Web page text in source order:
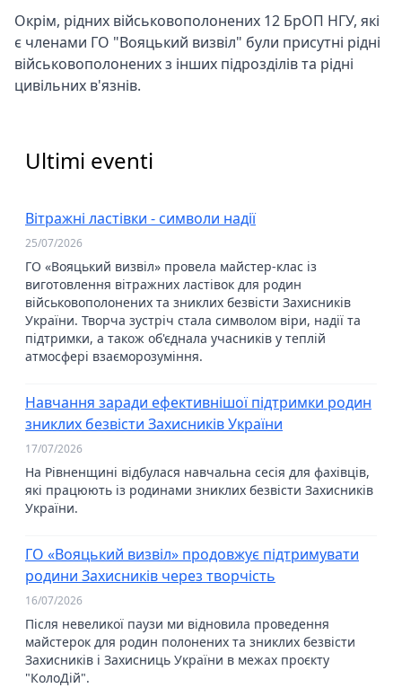
Окрім, рідних військовополонених 12 БрОП НГУ, які
є членами ГО "Вояцький визвіл" були присутні рідні
військовополонених з інших підрозділів та рідні
цивільних в'язнів.
Ultimi eventi
Вітражні ластівки - символи надії
25/07/2026
ГО «Вояцький визвіл» провела майстер-клас із
виготовлення вітражних ластівок для родин
військовополонених та зниклих безвісти Захисників
України. Творча зустріч стала символом віри, надії та
підтримки, а також об'єднала учасників у теплій
атмосфері взаєморозуміння.
Навчання заради ефективнішої підтримки родин
зниклих безвісти Захисників України
17/07/2026
На Рівненщині відбулася навчальна сесія для фахівців,
які працюють із родинами зниклих безвісти Захисників
України.
ГО «Вояцький визвіл» продовжує підтримувати
родини Захисників через творчість
16/07/2026
Після невеликої паузи ми відновила проведення
майстерок для родин полонених та зниклих безвісти
Захисників і Захисниць України в межах проєкту
"КолоДій".